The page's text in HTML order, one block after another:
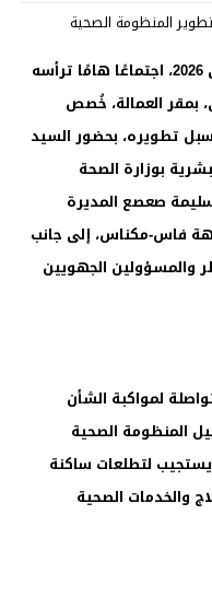
شهد إقليم تاونات، يوم الثلاثاء 12 ماي 2026، اجتماعًا هامًا ترأسه
بمقر العمالة، خُصص
تطويره، بحضور السيد
بوزارة الصحة
سليمة صعصع المديرة
فاس-مكناس، إلى جانب
والمسؤولين الجهويين
لمواكبة الشأن
المنظومة الصحية
يستجيب لتطلعات ساكنة
والخدمات الصحية